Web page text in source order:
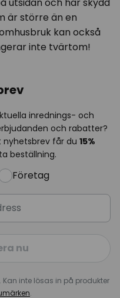
utsidan och har skydd
är större än en
kan också
inte tvärtom!
inrednings- och
och rabatter?
får du 15%
beställning.
Företag
nu
Kan inte lösas in på produkter
.